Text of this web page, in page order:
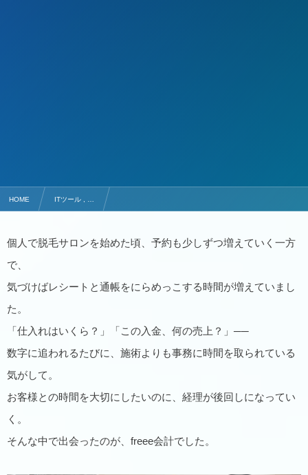
HOME ITツール , …
個人で脱毛サロンを始めた頃、予約も少しずつ増えていく一方
で、
気づけばレシートと通帳をにらめっこする時間が増えていまし
た。
「仕入れはいくら？」「この入金、何の売上？」──
数字に追われるたびに、施術よりも事務に時間を取られている
気がして。
お客様との時間を大切にしたいのに、経理が後回しになってい
く。
そんな中で出会ったのが、freee会計でした。